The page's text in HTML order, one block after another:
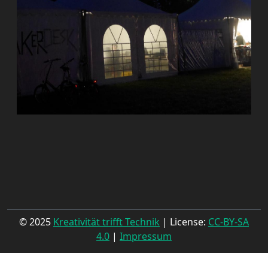
© 2025 Kreativität trifft Technik | License: CC-BY-SA
4.0 | Impressum